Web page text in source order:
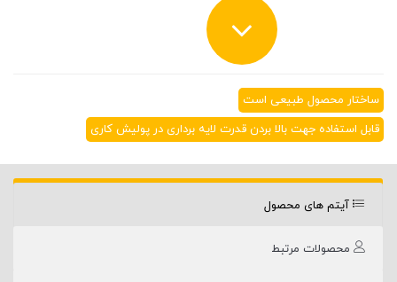
ساختار محصول طبیعی است
قابل استفاده جهت بالا بردن قدرت لایه برداری در پولیش کاری
آیتم های محصول
محصولات مرتبط